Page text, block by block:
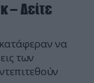
– Δείτε
κατάφεραν να
των